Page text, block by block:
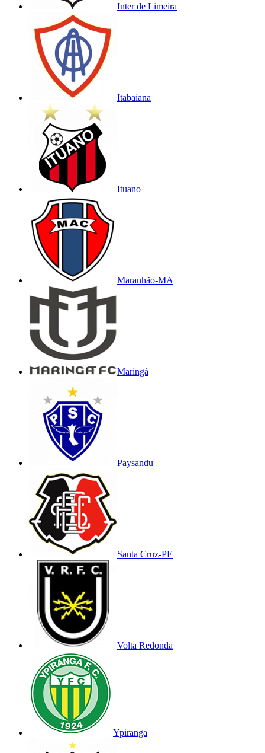
Inter de Limeira
Itabaiana
Ituano
Maranhão-MA
Maringá
Paysandu
Santa Cruz-PE
Volta Redonda
Ypiranga